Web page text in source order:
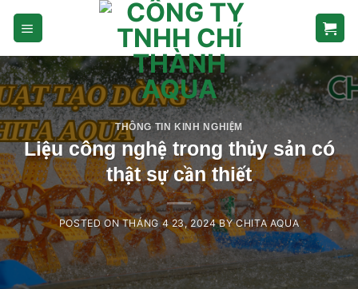
Skip
content
THÔNG TIN KINH NGHIỆM
Liệu công nghệ trong thủy sản có
thật sự cần thiết
POSTED ONTHÁNG 4 23, 2024 BYCHITA AQUA